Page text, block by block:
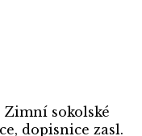
Zimní sokolské
dopisnice zasl.